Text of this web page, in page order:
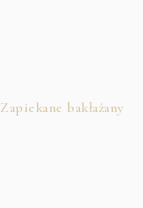
Zapiekane bakłażany